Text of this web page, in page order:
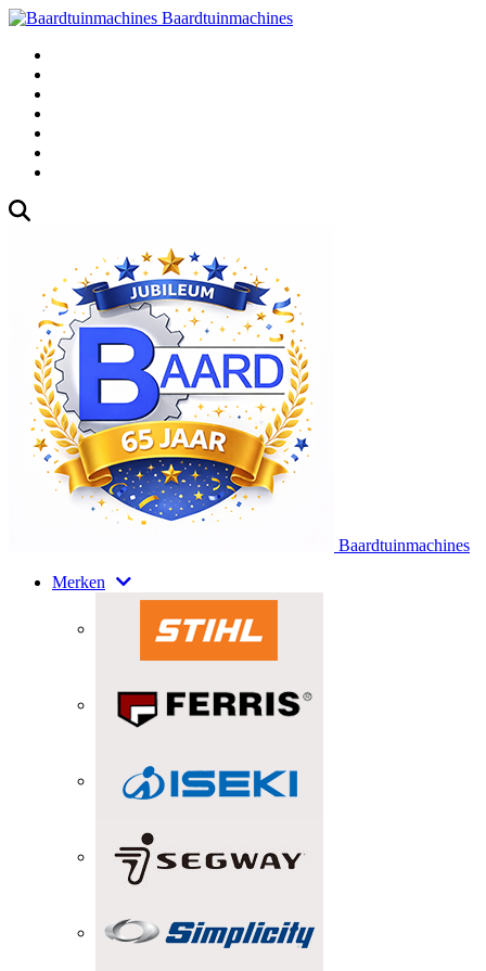
Baardtuinmachines
Baardtuinmachines
Merken